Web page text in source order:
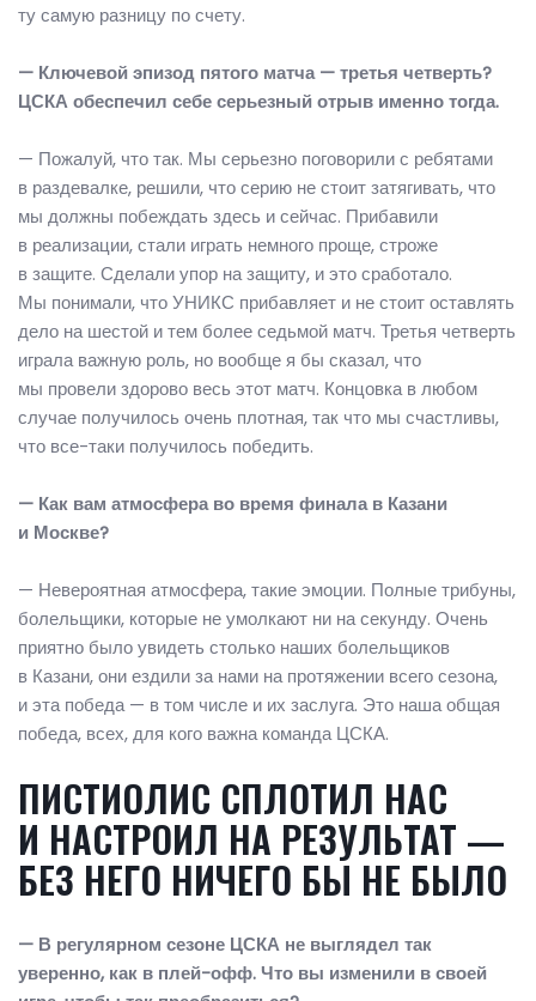
ту самую разницу по счету.
— Ключевой эпизод пятого матча — третья четверть?
ЦСКА обеспечил себе серьезный отрыв именно тогда.
— Пожалуй, что так. Мы серьезно поговорили с ребятами
в раздевалке, решили, что серию не стоит затягивать, что
мы должны побеждать здесь и сейчас. Прибавили
в реализации, стали играть немного проще, строже
в защите. Сделали упор на защиту, и это сработало.
Мы понимали, что УНИКС прибавляет и не стоит оставлять
дело на шестой и тем более седьмой матч. Третья четверть
играла важную роль, но вообще я бы сказал, что
мы провели здорово весь этот матч. Концовка в любом
случае получилось очень плотная, так что мы счастливы,
что все-таки получилось победить.
— Как вам атмосфера во время финала в Казани
и Москве?
— Невероятная атмосфера, такие эмоции. Полные трибуны,
болельщики, которые не умолкают ни на секунду. Очень
приятно было увидеть столько наших болельщиков
в Казани, они ездили за нами на протяжении всего сезона,
и эта победа — в том числе и их заслуга. Это наша общая
победа, всех, для кого важна команда ЦСКА.
ПИСТИОЛИС СПЛОТИЛ НАС
И НАСТРОИЛ НА РЕЗУЛЬТАТ —
БЕЗ НЕГО НИЧЕГО БЫ НЕ БЫЛО
— В регулярном сезоне ЦСКА не выглядел так
уверенно, как в плей-офф. Что вы изменили в своей